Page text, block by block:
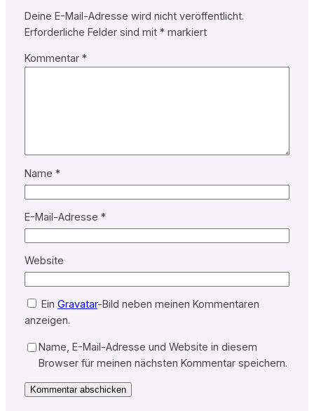
Deine E-Mail-Adresse wird nicht veröffentlicht.
Erforderliche Felder sind mit *markiert
Kommentar *
Name *
E-Mail-Adresse *
Website
Ein Gravatar-Bild neben meinen Kommentaren
anzeigen.
Name, E-Mail-Adresse und Website in diesem
Browser für meinen nächsten Kommentar speichern.